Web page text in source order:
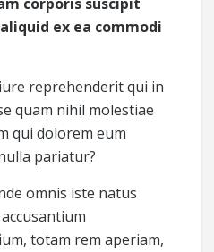
ex ea commodi
reprehenderit qui in
quam nihil molestiae
qui dolorem eum
pariatur?
omnis iste natus
totam rem aperiam,